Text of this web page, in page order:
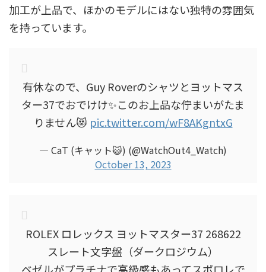
加工が上品で、ほかのモデルにはない独特の雰囲気
を持っています。
有休なので、Guy Roverのシャツとヨットマス
ター37でおでけけ✨このお上品な佇まいがたま
りません😻 pic.twitter.com/wF8AKgntxG
— CaT (キャット😺) (@WatchOut4_Watch)
October 13, 2023
ROLEX ロレックス ヨットマスター37 268622
スレート文字盤（ダークロジウム）